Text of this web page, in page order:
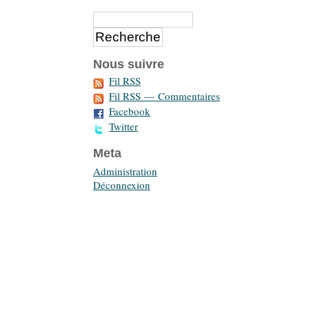
Nous suivre
Fil RSS
Fil RSS — Commentaires
Facebook
Twitter
Meta
Administration
Déconnexion